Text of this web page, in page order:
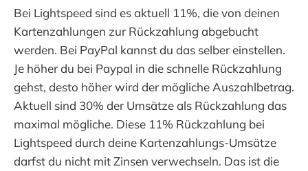
Bei Lightspeed sind es aktuell 11%, die von deinen
Kartenzahlungen zur Rückzahlung abgebucht
werden. Bei PayPal kannst du das selber einstellen.
Je höher du bei Paypal in die schnelle Rückzahlung
gehst, desto höher wird der mögliche Auszahlbetrag.
Aktuell sind 30% der Umsätze als Rückzahlung das
maximal mögliche. Diese 11% Rückzahlung bei
Lightspeed durch deine Kartenzahlungs-Umsätze
darfst du nicht mit Zinsen verwechseln. Das ist die